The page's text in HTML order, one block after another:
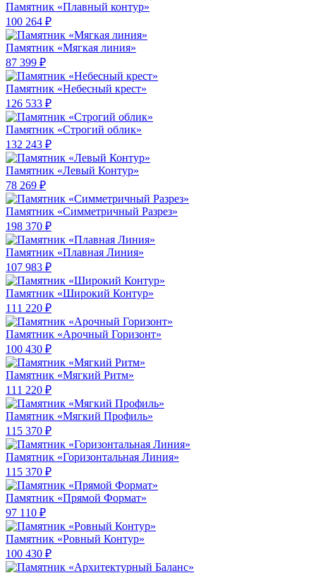
Памятник «Плавный контур»
100 264 ₽
Памятник «Мягкая линия»
87 399 ₽
Памятник «Небесный крест»
126 533 ₽
Памятник «Строгий облик»
132 243 ₽
Памятник «Левый Контур»
78 269 ₽
Памятник «Симметричный Разрез»
198 370 ₽
Памятник «Плавная Линия»
107 983 ₽
Памятник «Широкий Контур»
111 220 ₽
Памятник «Арочный Горизонт»
100 430 ₽
Памятник «Мягкий Ритм»
111 220 ₽
Памятник «Мягкий Профиль»
115 370 ₽
Памятник «Горизонтальная Линия»
115 370 ₽
Памятник «Прямой Формат»
97 110 ₽
Памятник «Ровный Контур»
100 430 ₽